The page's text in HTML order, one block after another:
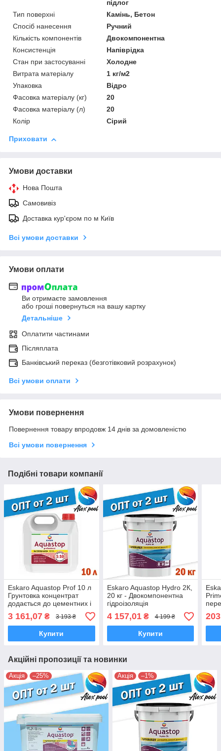
підлог
Тип поверхні
Камінь, Бетон
Спосіб нанесення
Ручний
Кількість компонентів
Двокомпонентна
Консистенція
Напіврідка
Стан при застосуванні
Холодне
Витрата матеріалу
1 кг/м2
Упаковка
Відро
Фасовка матеріалу (кг)
20
Фасовка матеріалу (л)
20
Колір
Сірий
Приховати
Умови доставки
Нова Пошта
Самовивіз
Доставка кур'єром по м Київ
Всі умови доставки
Умови оплати
Ви отримаєте замовлення
або гроші повернуться на вашу картку
Детальніше
Оплатити частинами
Післяплата
Банківський переказ (безготівковий розрахунок)
Всі умови оплати
Умови повернення
Повернення товару впродовж 14 днів за домовленістю
Всі умови повернення
Подібні товари компанії
Eskaro Aquastop Prof 10 л
Грунтовка концентрат
додається до цементних і
вапняних будівельних
розчинів
3 161,07 ₴ 3 193 ₴
Купити
Eskaro Aquastop Hydro 2К,
20 кг - Двокомпонентна
гідроізоляція
4 157,01₴ 4 199 ₴
Купити
Акційні пропозиції та новинки
Акція –25% Акція –1%